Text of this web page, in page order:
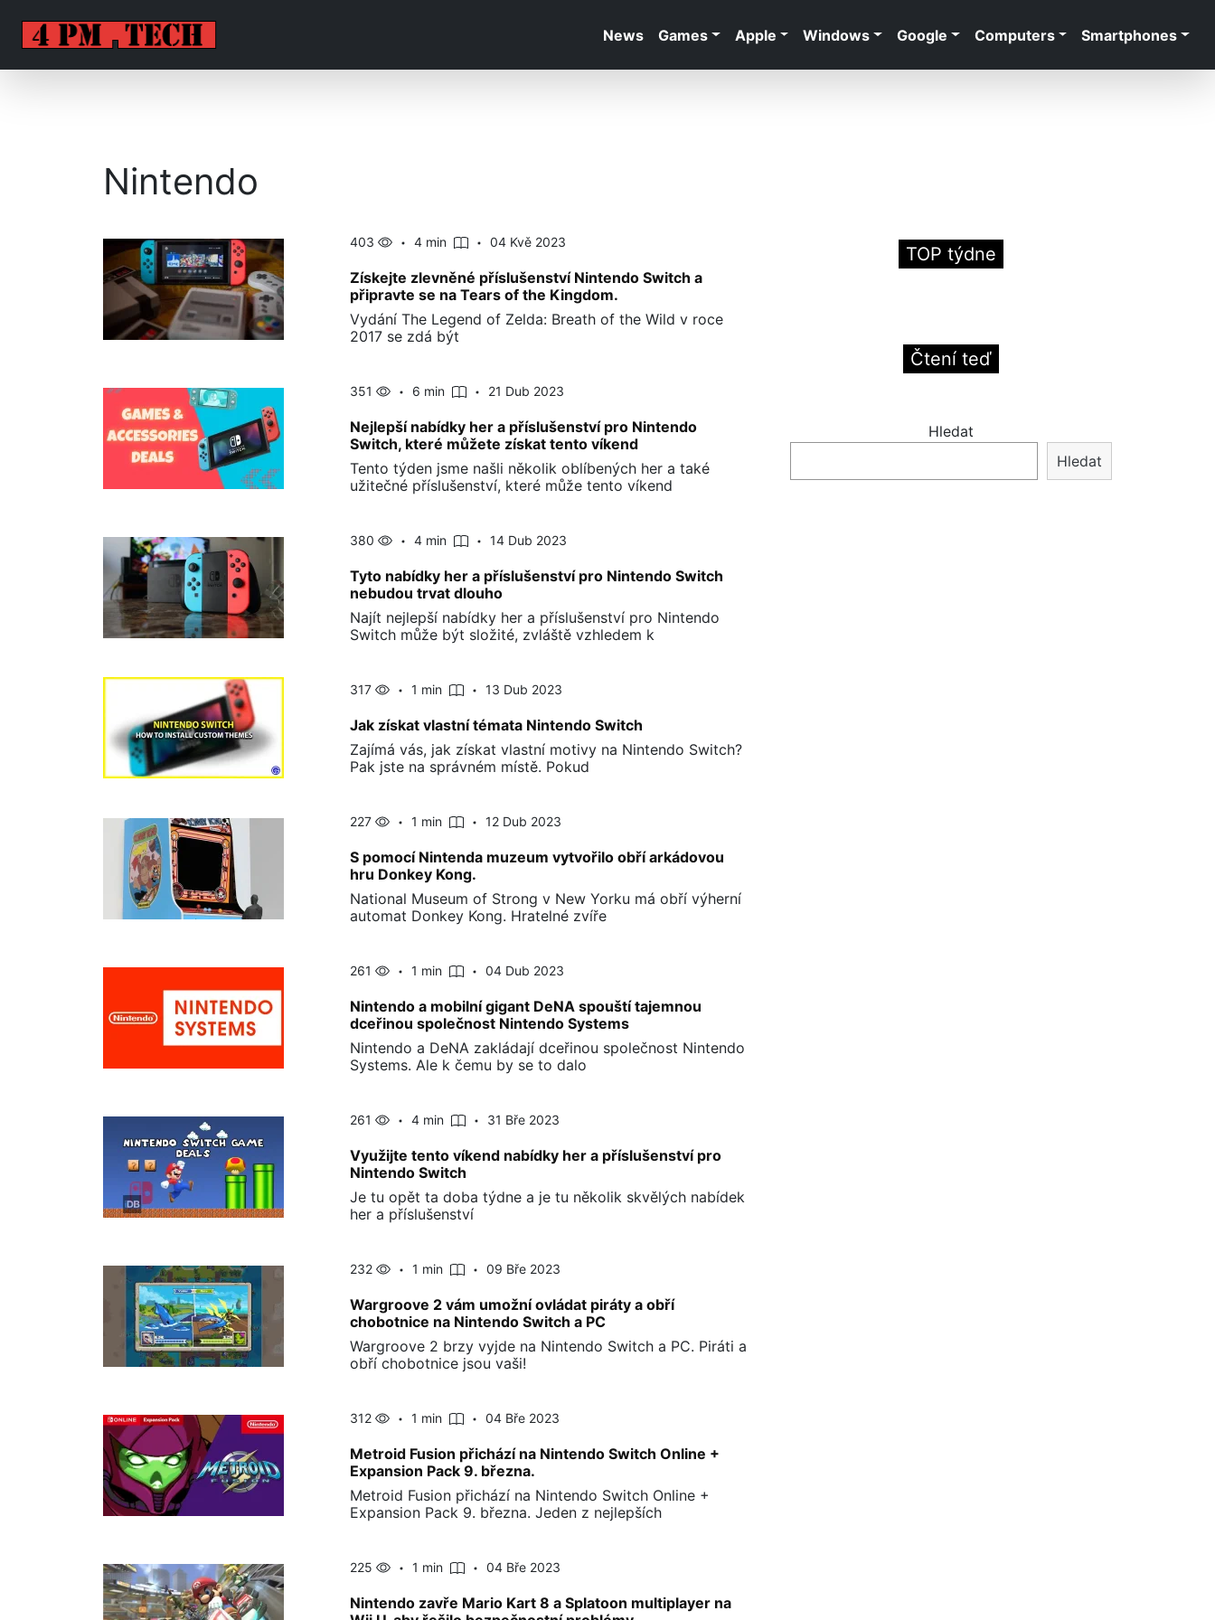
News Games Apple Windows Google Computers Smartphones
Nintendo
403 4 min 04 Kvě 2023
Získejte zlevněné příslušenství Nintendo Switch a
připravte se na Tears of the Kingdom.
Vydání The Legend of Zelda: Breath of the Wild v roce
2017 se zdá být
351 6 min 21 Dub 2023
Nejlepší nabídky her a příslušenství pro Nintendo
Switch, které můžete získat tento víkend
Tento týden jsme našli několik oblíbených her a také
užitečné příslušenství, které může tento víkend
380 4 min 14 Dub 2023
Tyto nabídky her a příslušenství pro Nintendo Switch
nebudou trvat dlouho
Najít nejlepší nabídky her a příslušenství pro Nintendo
Switch může být složité, zvláště vzhledem k
317 1 min 13 Dub 2023
Jak získat vlastní témata Nintendo Switch
Zajímá vás, jak získat vlastní motivy na Nintendo Switch?
Pak jste na správném místě. Pokud
227 1 min 12 Dub 2023
S pomocí Nintenda muzeum vytvořilo obří arkádovou
hru Donkey Kong.
National Museum of Strong v New Yorku má obří výherní
automat Donkey Kong. Hratelné zvíře
261 1 min 04 Dub 2023
Nintendo a mobilní gigant DeNA spouští tajemnou
dceřinou společnost Nintendo Systems
Nintendo a DeNA zakládají dceřinou společnost Nintendo
Systems. Ale k čemu by se to dalo
261 4 min 31 Bře 2023
Využijte tento víkend nabídky her a příslušenství pro
Nintendo Switch
Je tu opět ta doba týdne a je tu několik skvělých nabídek
her a příslušenství
232 1 min 09 Bře 2023
Wargroove 2 vám umožní ovládat piráty a obří
chobotnice na Nintendo Switch a PC
Wargroove 2 brzy vyjde na Nintendo Switch a PC. Piráti a
obří chobotnice jsou vaši!
312 1 min 04 Bře 2023
Metroid Fusion přichází na Nintendo Switch Online +
Expansion Pack 9. března.
Metroid Fusion přichází na Nintendo Switch Online +
Expansion Pack 9. března. Jeden z nejlepších
225 1 min 04 Bře 2023
Nintendo zavře Mario Kart 8 a Splatoon multiplayer na
TOP týdne
Čtení teď
Hledat
Hledat